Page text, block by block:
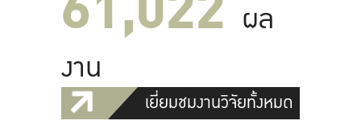
ผล
งาน
เยี่ยมชมงานวิจัยทั้งหมด